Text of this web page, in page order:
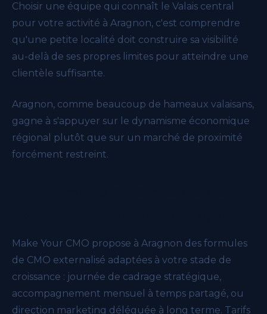
Choisir une équipe qui connaît le Valais central
pour votre activité à Aragnon, c'est comprendre
qu'une petite localité doit construire sa visibilité
au-delà de ses propres limites pour atteindre une
clientèle suffisante.
Aragnon, comme beaucoup de hameaux valaisans,
gagne à s'appuyer sur le dynamisme économique
régional plutôt que sur un marché de proximité
forcément restreint.
Make Your CMO propose à Aragnon des formules
de CMO externalisé adaptées à votre stade de
croissance : journée de cadrage stratégique,
accompagnement mensuel à temps partagé, ou
direction marketing déléguée à long terme. Tarifs